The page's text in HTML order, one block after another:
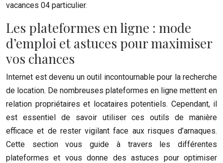
vacances 04 particulier.
Les plateformes en ligne : mode
d’emploi et astuces pour maximiser
vos chances
Internet est devenu un outil incontournable pour la recherche
de location. De nombreuses plateformes en ligne mettent en
relation propriétaires et locataires potentiels. Cependant, il
est essentiel de savoir utiliser ces outils de manière
efficace et de rester vigilant face aux risques d’arnaques.
Cette section vous guide à travers les différentes
plateformes et vous donne des astuces pour optimiser